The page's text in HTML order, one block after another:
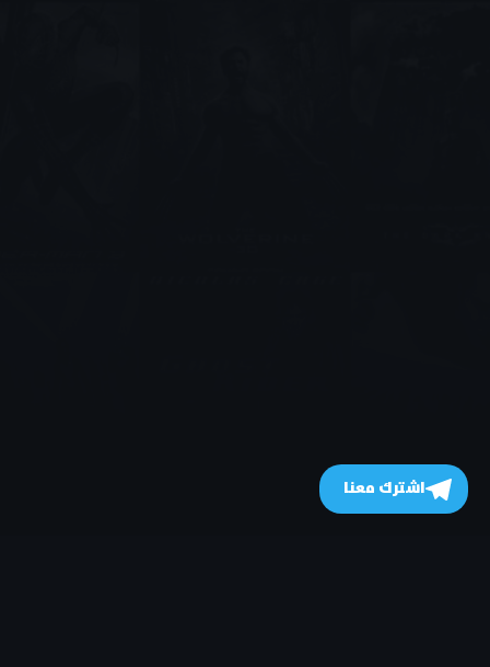
اشترك معنا